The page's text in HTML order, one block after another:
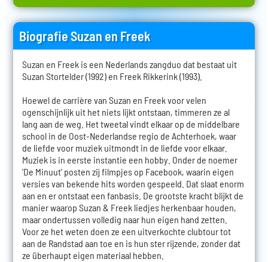
Biografie Suzan en Freek
Suzan en Freek is een Nederlands zangduo dat bestaat uit
Suzan Stortelder (1992) en Freek Rikkerink (1993).
Hoewel de carrière van Suzan en Freek voor velen
ogenschijnlijk uit het niets lijkt ontstaan, timmeren ze al
lang aan de weg. Het tweetal vindt elkaar op de middelbare
school in de Oost-Nederlandse regio de Achterhoek, waar
de liefde voor muziek uitmondt in de liefde voor elkaar.
Muziek is in eerste instantie een hobby. Onder de noemer
'De Minuut' posten zij filmpjes op Facebook, waarin eigen
versies van bekende hits worden gespeeld. Dat slaat enorm
aan en er ontstaat een fanbasis. De grootste kracht blijkt de
manier waarop Suzan & Freek liedjes herkenbaar houden,
maar ondertussen volledig naar hun eigen hand zetten.
Voor ze het weten doen ze een uitverkochte clubtour tot
aan de Randstad aan toe en is hun ster rijzende, zonder dat
ze überhaupt eigen materiaal hebben.